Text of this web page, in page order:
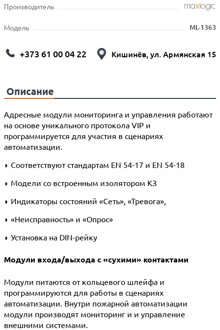
Производитель
Модель ML-1363
+373 61 00 04 22 Кишинёв, ул. Армянская 15
Описание
Адресные модули мониторинга и управления работают
на основе уникального протокола VIP и
программируется для участия в сценариях
автоматизации.
◗ Соответствуют стандартам EN 54-17 и EN 54-18
◗ Модели со встроенным изолятором КЗ
◗ Индикаторы состояний «Сеть», «Тревога»,
◗ «Неисправность» и «Опрос»
◗ Установка на DIN-рейку
Модули входа/выхода с «сухими» контактами
Модули питаются от кольцевого шлейфа и
программируются для работы в сценариях
автоматизации. Внутри пожарной автоматизации
модули производят мониторинг и и управление
внешними системами.